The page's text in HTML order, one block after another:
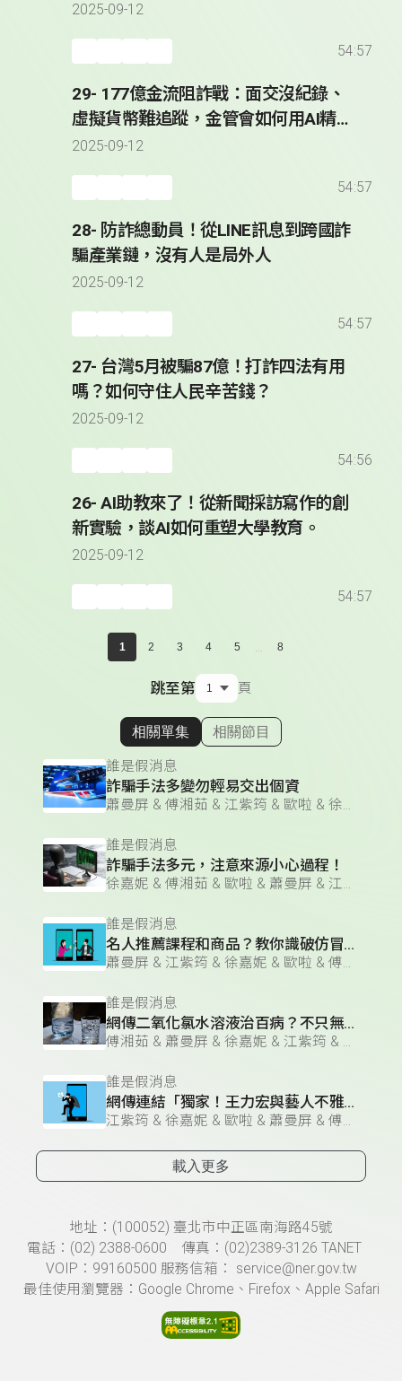
2025-09-12
54:57
29- 177億金流阻詐戰：面交沒紀錄、
虛擬貨幣難追蹤，金管會如何用AI精準
攔截可疑帳戶？
2025-09-12
54:57
28- 防詐總動員！從LINE訊息到跨國詐
騙產業鏈，沒有人是局外人
2025-09-12
54:57
27- 台灣5月被騙87億！打詐四法有用
嗎？如何守住人民辛苦錢？
2025-09-12
54:56
26- AI助教來了！從新聞採訪寫作的創
新實驗，談AI如何重塑大學教育。
2025-09-12
54:57
1 2 3 4 5 ... 8
跳至第 頁
顯示相關單集
相關單集 相關節目
誰是假消息
詐騙手法多變勿輕易交出個資
蕭曼屏 & 傅湘茹 & 江紫筠 & 歐啦 & 徐嘉妮
誰是假消息
詐騙手法多元，注意來源小心過程！
徐嘉妮 & 傅湘茹 & 歐啦 & 蕭曼屏 & 江紫筠
誰是假消息
名人推薦課程和商品？教你識破仿冒粉絲頁
蕭曼屏 & 江紫筠 & 徐嘉妮 & 歐啦 & 傅湘茹
誰是假消息
網傳二氧化氯水溶液治百病？不只無效還傷身
傅湘茹 & 蕭曼屏 & 徐嘉妮 & 江紫筠 & 歐啦
誰是假消息
網傳連結「獨家！王力宏與藝人不雅照」？
江紫筠 & 徐嘉妮 & 歐啦 & 蕭曼屏 & 傅湘茹
載入更多
頁尾資訊地址：(100052) 臺北市中正區南海路45號
電話：(02) 2388-0600 傳真：(02)2389-3126 TANET
VOIP：99160500 服務信箱： service@ner.gov.tw
最佳使用瀏覽器：Google Chrome、Firefox、Apple Safari